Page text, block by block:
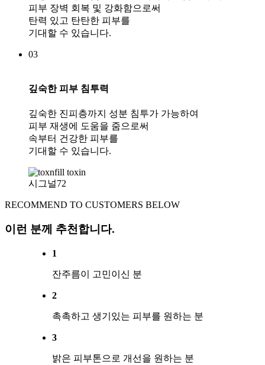
피부 장벽 회복 및 강화함으로써
탄력 있고 탄탄한 피부를
기대할 수 있습니다.
03
깊숙한 피부 침투력
깊숙한 진피층까지 성분 침투가 가능하여
피부 재생에 도움을 줌으로써
속부터 건강한 피부를
기대할 수 있습니다.
시그널72
RECOMMEND TO CUSTOMERS BELOW
이런 분께 추천합니다.
1
잔주름이 고민이신 분
2
촉촉하고 생기있는 피부를 원하는 분
3
밝은 피부톤으로 개선을 원하는 분